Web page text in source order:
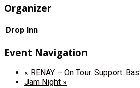
Organizer
Drop Inn
Event Navigation
« RENAY – On Tour. Support:
Jam Night »